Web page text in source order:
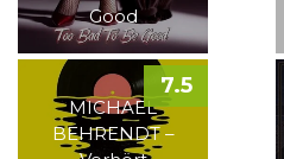
Good
MICHAEL
BEHRENDT –
7.5